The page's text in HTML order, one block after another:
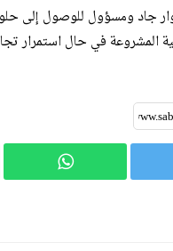
جاد ومسؤول للوصول إلى
المشروعة في حال استمرار